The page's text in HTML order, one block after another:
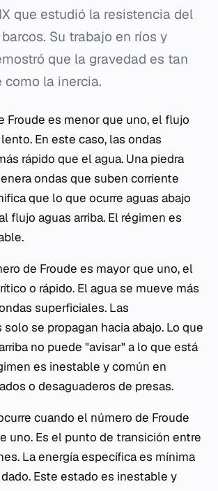
que estudió la resistencia del
Su trabajo en ríos y
que la gravedad es tan
como la inercia.
Froude es menor que uno, el flujo
En este caso, las ondas
rápido que el agua. Una piedra
ondas que suben corriente
que lo que ocurre aguas abajo
flujo aguas arriba. El régimen es
de Froude es mayor que uno, el
o rápido. El agua se mueve más
superficiales. Las
se propagan hacia abajo. Lo que
no puede "avisar" a lo que está
es inestable y común en
o desaguaderos de presas.
cuando el número de Froude
uno. Es el punto de transición entre
La energía específica es mínima
Este estado es inestable y